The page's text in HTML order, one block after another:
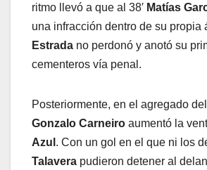
ritmo llevó a que al 38′ Matías
una infracción dentro de su propia
Estrada no perdonó y anotó su
cementeros vía penal.
Posteriormente, en el agregado
Gonzalo Carneiro aumentó la
Azul . Con un gol en el que ni los
Talavera pudieron detener al